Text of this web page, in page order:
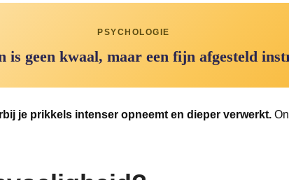
PSYCHOLOGIE
is geen kwaal, maar een fijn afgesteld
je prikkels intenser opneemt en dieper verwerkt.